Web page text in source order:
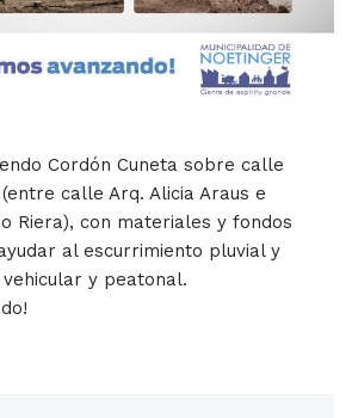
Cordón Cuneta sobre calle
calle Arq. Alicia Araus e
Riera), con materiales y fondos
al escurrimiento pluvial y
y peatonal.